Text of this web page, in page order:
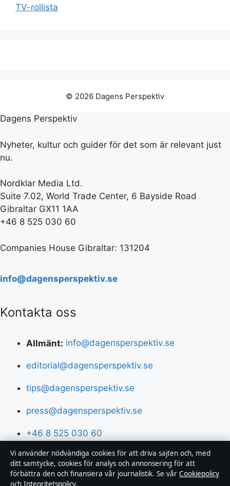
TV-rollista
© 2026 Dagens Perspektiv
Dagens Perspektiv
Nyheter, kultur och guider för det som är relevant just
nu.
Nordklar Media Ltd.
Suite 7.02, World Trade Center, 6 Bayside Road
Gibraltar GX11 1AA
+46 8 525 030 60
Companies House Gibraltar: 131204
info@dagensperspektiv.se
Kontakta oss
Allmänt: info@dagensperspektiv.se
editorial@dagensperspektiv.se
tips@dagensperspektiv.se
press@dagensperspektiv.se
+46 8 525 030 60
Om oss
Vi använder nödvändiga cookies för att driva sajten och, med
ditt samtycke, cookies för analys och annonsering för att
förbättra den och finansiera vår journalistik. Se vår Cookiepolicy
och Integritetspolicy.